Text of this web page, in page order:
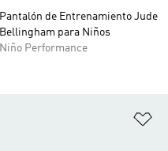
Pantalón de Entrenamiento Jude
Bellingham para Niños
Niño Performance